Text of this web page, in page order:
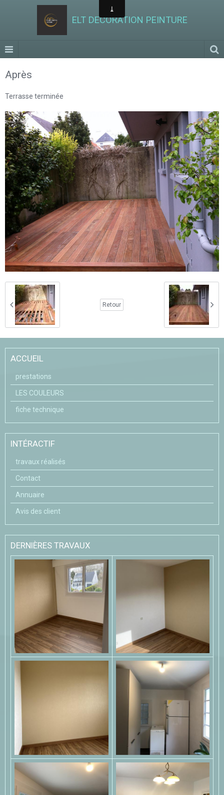
ELT DECORATION PEINTURE
Après
Terrasse terminée
Retour
ACCUEIL
prestations
LES COULEURS
fiche technique
INTÉRACTIF
travaux réalisés
Contact
Annuaire
Avis des client
DERNIÈRES TRAVAUX